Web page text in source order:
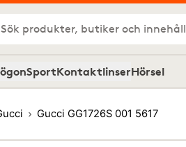
Sök produkter, butiker och innehåll
SportKontaktlinserHörsel
Gucci GG1726S 001 5617